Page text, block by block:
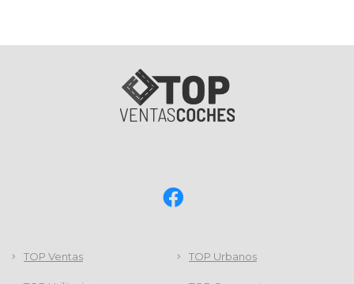
TOP Ventas TOP Urbanos